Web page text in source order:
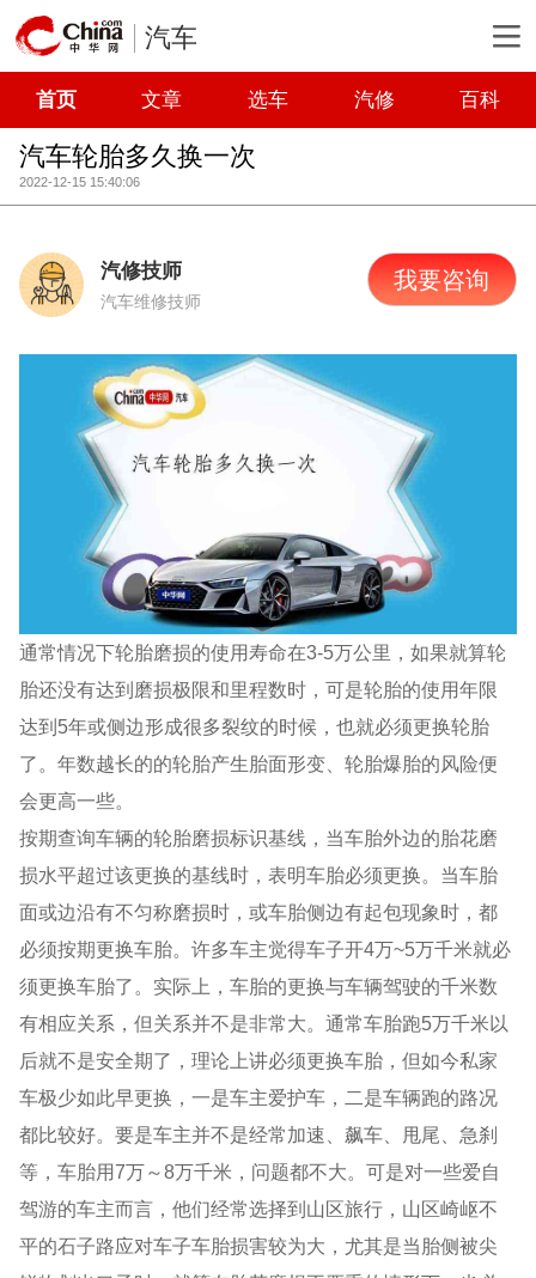
汽车
首页 文章 选车 汽修 百科
汽车轮胎多久换一次
2022-12-15 15:40:06
汽修技师
汽车维修技师
我要咨询
通常情况下轮胎磨损的使用寿命在3-5万公里，如果就算轮
胎还没有达到磨损极限和里程数时，可是轮胎的使用年限
达到5年或侧边形成很多裂纹的时候，也就必须更换轮胎
了。年数越长的的轮胎产生胎面形变、轮胎爆胎的风险便
会更高一些。
按期查询车辆的轮胎磨损标识基线，当车胎外边的胎花磨
损水平超过该更换的基线时，表明车胎必须更换。当车胎
面或边沿有不匀称磨损时，或车胎侧边有起包现象时，都
必须按期更换车胎。许多车主觉得车子开4万~5万千米就必
须更换车胎了。实际上，车胎的更换与车辆驾驶的千米数
有相应关系，但关系并不是非常大。通常车胎跑5万千米以
后就不是安全期了，理论上讲必须更换车胎，但如今私家
车极少如此早更换，一是车主爱护车，二是车辆跑的路况
都比较好。要是车主并不是经常加速、飙车、甩尾、急刹
等，车胎用7万～8万千米，问题都不大。可是对一些爱自
驾游的车主而言，他们经常选择到山区旅行，山区崎岖不
平的石子路应对车子车胎损害较为大，尤其是当胎侧被尖